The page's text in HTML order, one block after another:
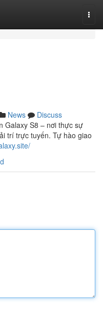
News
Discuss
Galaxy S8 – nơi thực sự
trí trực tuyến. Tự hào giao